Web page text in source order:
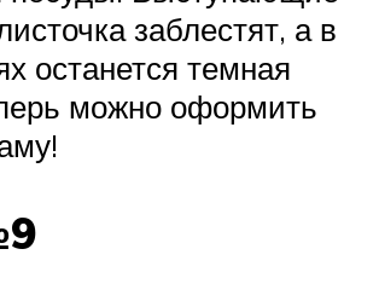
заблестят, а в
останется темная
можно оформить